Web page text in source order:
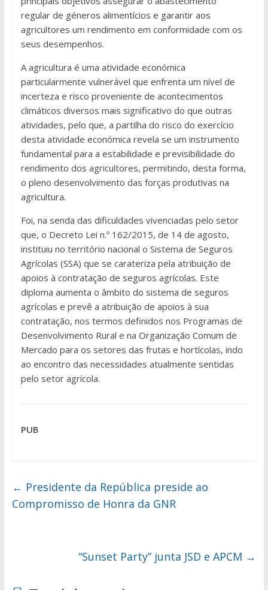
regular de géneros alimentícios e garantir aos
agricultores um rendimento em conformidade com os
seus desempenhos.
A agricultura é uma atividade económica
particularmente vulnerável que enfrenta um nível de
incerteza e risco proveniente de acontecimentos
climáticos diversos mais significativo do que outras
atividades, pelo que, a partilha do risco do exercício
desta atividade económica revela se um instrumento
fundamental para a estabilidade e previsibilidade do
rendimento dos agricultores, permitindo, desta forma,
o pleno desenvolvimento das forças produtivas na
agricultura.
Foi, na senda das dificuldades vivenciadas pelo setor
que, o Decreto Lei n.º 162/2015, de 14 de agosto,
instituiu no território nacional o Sistema de Seguros
Agrícolas (SSA) que se carateriza pela atribuição de
apoios à contratação de seguros agrícolas. Este
diploma aumenta o âmbito do sistema de seguros
agrícolas e prevê a atribuição de apoios à sua
contratação, nos termos definidos nos Programas de
Desenvolvimento Rural e na Organização Comum de
Mercado para os setores das frutas e hortícolas, indo
ao encontro das necessidades atualmente sentidas
pelo setor agrícola.
PUB
← Presidente da República preside ao
Compromisso de Honra da GNR
“Sunset Party” junta JSD e APCM →